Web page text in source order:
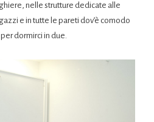
nelle strutture dedicate alle
e in tutte le pareti dov’è comodo
dormirci in due.